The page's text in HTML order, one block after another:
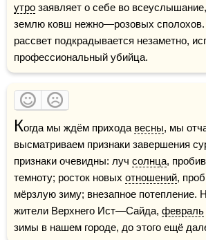
утро заявляет о себе во
землю ковш нежно—розовых сполохов.
рассвет подкрадывается незаметно,
профессиональный убийца.
Когда мы ждём прихода весны, мы
высматриваем признаки завершения
признаки очевидны: луч солнца,
темноту; росток новых отношений,
мёрзлую зиму; внезапное потепление.
жители Верхнего Ист—Сайда, февраль
зимы в нашем городе, до этого ещё